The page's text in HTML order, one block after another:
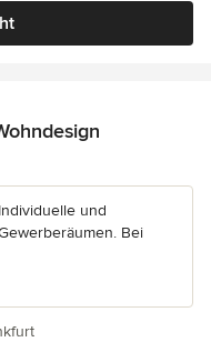
Sternen
und
Bei